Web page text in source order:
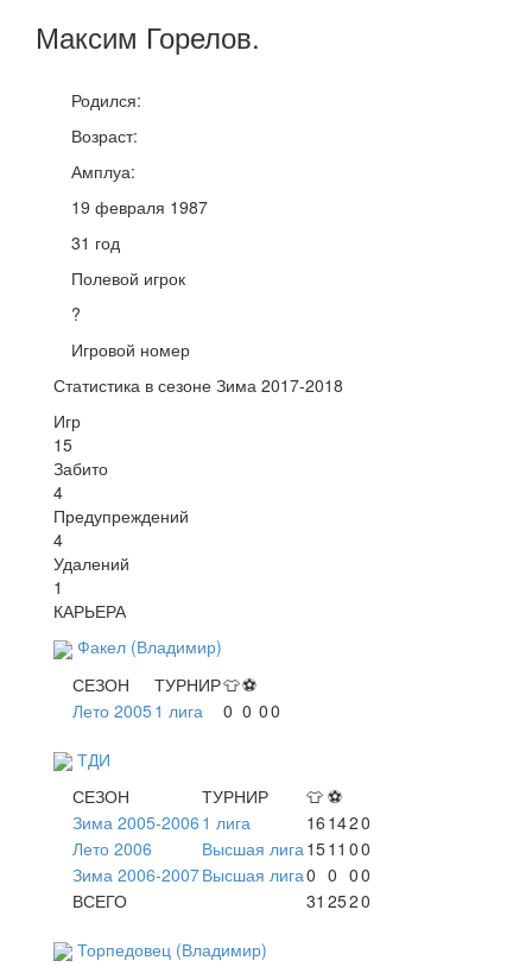
Максим Горелов.
Родился:
Возраст:
Амплуа:
19 февраля 1987
31 год
Полевой игрок
?
Игровой номер
Статистика в сезоне Зима 2017-2018
Игр
15
Забито
4
Предупреждений
4
Удалений
1
КАРЬЕРА
Факел (Владимир)
СЕЗОН
ТУРНИР👕⚽
Лето 20051 лига 0 0 00
ТДИ
СЕЗОН
ТУРНИР 👕 ⚽
Зима 2005-2006 1 лига 16 1420
Лето 2006
Высшая лига 1511 00
Зима 2006-2007Высшая лига0 0 00
ВСЕГО
31 2520
Торпедовец (Владимир)